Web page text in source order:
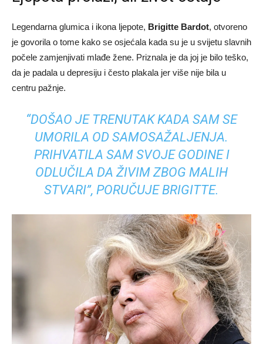
Legendarna glumica i ikona ljepote, Brigitte Bardot, otvoreno
je govorila o tome kako se osjećala kada su je u svijetu slavnih
počele zamjenjivati mlađe žene. Priznala je da joj je bilo teško,
da je padala u depresiju i često plakala jer više nije bila u
centru pažnje.
“DOŠAO JE TRENUTAK KADA SAM SE
UMORILA OD SAMOSAŽALJENJA.
PRIHVATILA SAM SVOJE GODINE I
ODLUČILA DA ŽIVIM ZBOG MALIH
STVARI”, PORUČUJE BRIGITTE.